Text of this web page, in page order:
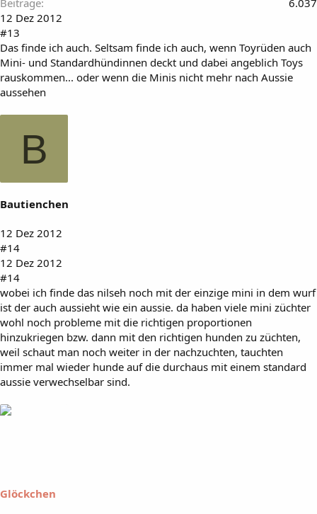
Beiträge
6.037
12 Dez 2012
#13
Das finde ich auch. Seltsam finde ich auch, wenn Toyrüden auch
Mini- und Standardhündinnen deckt und dabei angeblich Toys
rauskommen... oder wenn die Minis nicht mehr nach Aussie
aussehen
B
Bautienchen
12 Dez 2012
#14
12 Dez 2012
#14
wobei ich finde das nilseh noch mit der einzige mini in dem wurf
ist der auch aussieht wie ein aussie. da haben viele mini züchter
wohl noch probleme mit die richtigen proportionen
hinzukriegen bzw. dann mit den richtigen hunden zu züchten,
weil schaut man noch weiter in der nachzuchten, tauchten
immer mal wieder hunde auf die durchaus mit einem standard
aussie verwechselbar sind.
Glöckchen